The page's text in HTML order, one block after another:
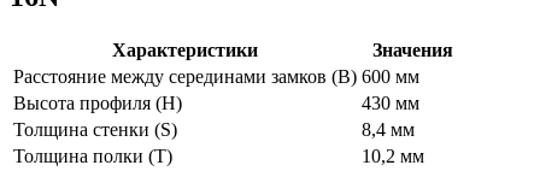
Характеристики
Значения
Расстояние между серединами замков (В) 600 мм
Высота профиля (Н)
430 мм
Толщина стенки (S)
8,4 мм
Толщина полки (T)
10,2 мм